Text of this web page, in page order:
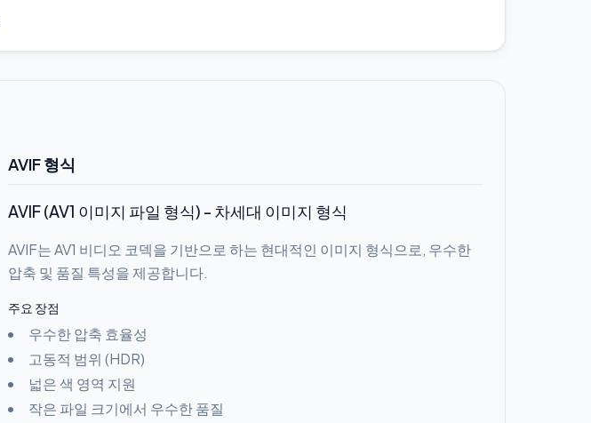
AVIF 형식
AVIF (AV1 이미지 파일 형식) - 차세대 이미지 형식
AVIF는 AV1 비디오 코덱을 기반으로 하는 현대적인 이미지 형식으로, 우수한
압축 및 품질 특성을 제공합니다.
주요 장점
우수한 압축 효율성
고동적 범위 (HDR)
넓은 색 영역 지원
작은 파일 크기에서 우수한 품질